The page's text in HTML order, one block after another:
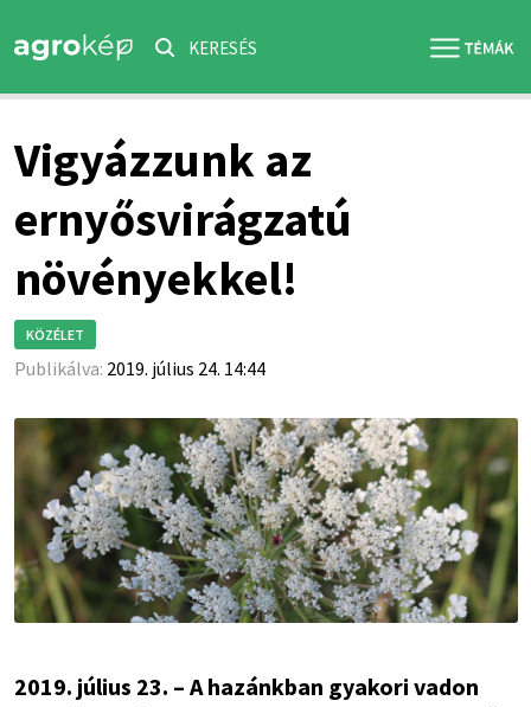
KERESÉS
Vigyázzunk az
ernyősvirágzatú
növényekkel!
KÖZÉLET
Publikálva: 2019. július 24. 14:44
2019. július 23. – A hazánkban gyakori vadon